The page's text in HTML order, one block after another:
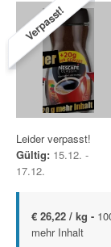
Verpasst!
Leider verpasst!
Gültig: 15.12. -
17.12.
€ 26,22 / kg -
mehr Inhalt